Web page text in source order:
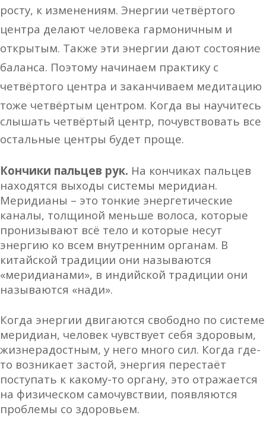
росту, к изменениям. Энергии четвёртого
центра делают человека гармоничным и
открытым. Также эти энергии дают состояние
баланса. Поэтому начинаем практику с
четвёртого центра и заканчиваем медитацию
тоже четвёртым центром. Когда вы научитесь
слышать четвёртый центр, почувствовать все
остальные центры будет проще.
Кончики пальцев рук. На кончиках пальцев
находятся выходы системы меридиан.
Меридианы – это тонкие энергетические
каналы, толщиной меньше волоса, которые
пронизывают всё тело и которые несут
энергию ко всем внутренним органам. В
китайской традиции они называются
«меридианами», в индийской традиции они
называются «нади».
Когда энергии двигаются свободно по системе
меридиан, человек чувствует себя здоровым,
жизнерадостным, у него много сил. Когда где-
то возникает застой, энергия перестаёт
поступать к какому-то органу, это отражается
на физическом самочувствии, появляются
проблемы со здоровьем.